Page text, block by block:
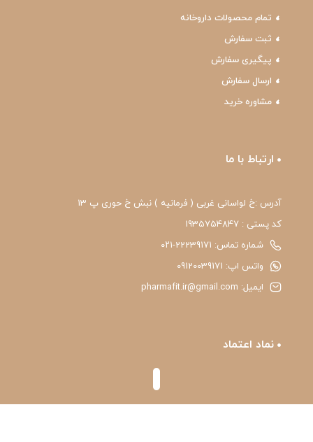
تمام محصولات داروخانه
ثبت سفارش
پیگیری سفارش
ارسال سفارش
مشاوره خرید
ارتباط با ما
آدرس :خ لواسانی غربی ( فرمانیه ) نبش خ حوری پ 13
کد پستی : 1935754847
شماره تماس: 22239171-۰۲۱
واتس اپ: 09120039171
ایمیل: pharmafit.ir@gmail.com
نماد اعتماد